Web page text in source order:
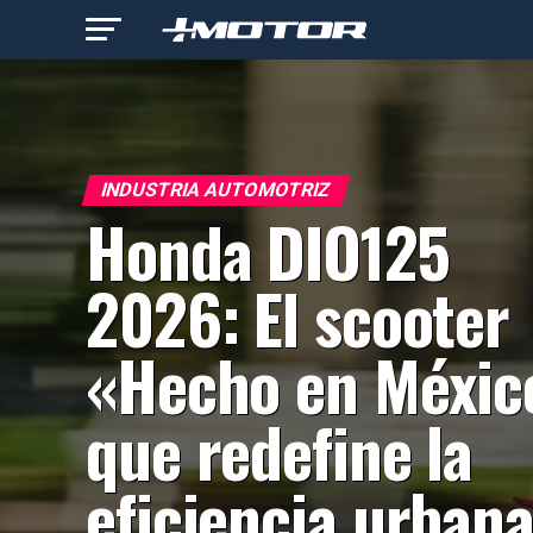
INDUSTRIA AUTOMOTRIZ
Honda DIO125
2026: El scooter
«Hecho en
que redefine la